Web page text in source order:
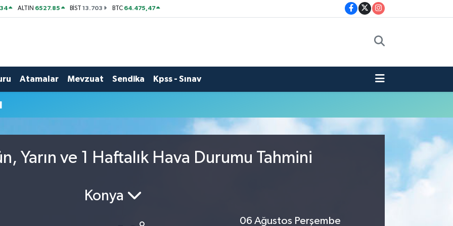
ALTIN 6527.85 BİST13.703 BTC 64.475,47
Atamalar Mevzuat Sendika Kpss - Sınav
Yarın ve 1 Haftalık Hava Durumu Tahmini
Konya
06 Ağustos Perşembe